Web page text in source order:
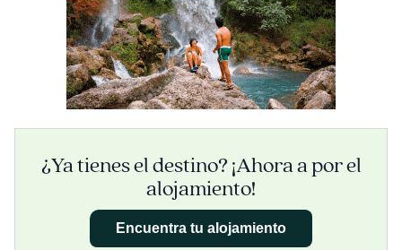
¿Ya tienes el destino? ¡Ahora a por el
alojamiento!
Encuentra tu alojamiento